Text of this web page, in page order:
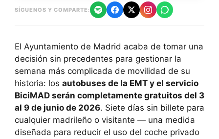
SÍGUENOS Y COMPARTE:
El Ayuntamiento de Madrid acaba de tomar una
decisión sin precedentes para gestionar la
semana más complicada de movilidad de su
historia: los autobuses de la EMT y el servicio
BiciMAD serán completamente gratuitos del 3
al 9 de junio de 2026. Siete días sin billete para
cualquier madrileño o visitante — una medida
diseñada para reducir el uso del coche privado